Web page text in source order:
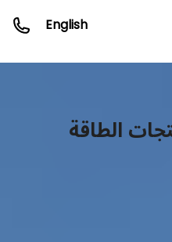
English
الطاقة